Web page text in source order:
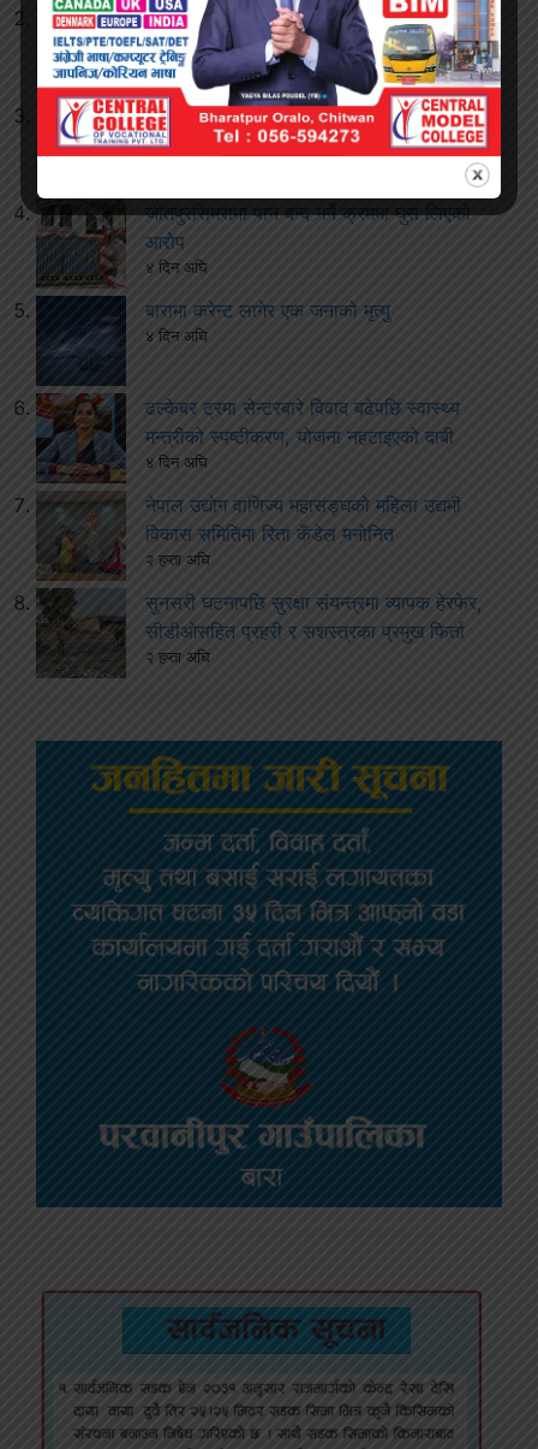
२५० रुपैयाँको सामान किन्दा ग्राहकले जिते १०
लाखको बम्पर उपहार
३ दिन अघि
घुस आरोप लागेका कर्मचारीलाई जीतपुरसिमरा
उपमहानगरबाट हटाइयो
जीतपुरसिमरामा पान बन्द गर्ने क्रममा घुस लिएको
आरोप
४ दिन अघि
बारामा करेन्ट लागेर एक जनाको मृत्यु
४ दिन अघि
ढल्केबर ट्रमा सेन्टरबारे विवाद बढेपछि स्वास्थ्य
मन्त्रीको स्पष्टीकरण, योजना नहटाइएको दाबी
४ दिन अघि
नेपाल उद्योग वाणिज्य महासङ्घको महिला उद्यमी
विकास समितिमा रिता कँडेल मनोनित
२ हप्ता अघि
सुनसरी घटनापछि सुरक्षा संयन्त्रमा व्यापक हेरफेर,
सीडीओसहित प्रहरी र सशस्त्रका प्रमुख फिर्ता
२ हप्ता अघि